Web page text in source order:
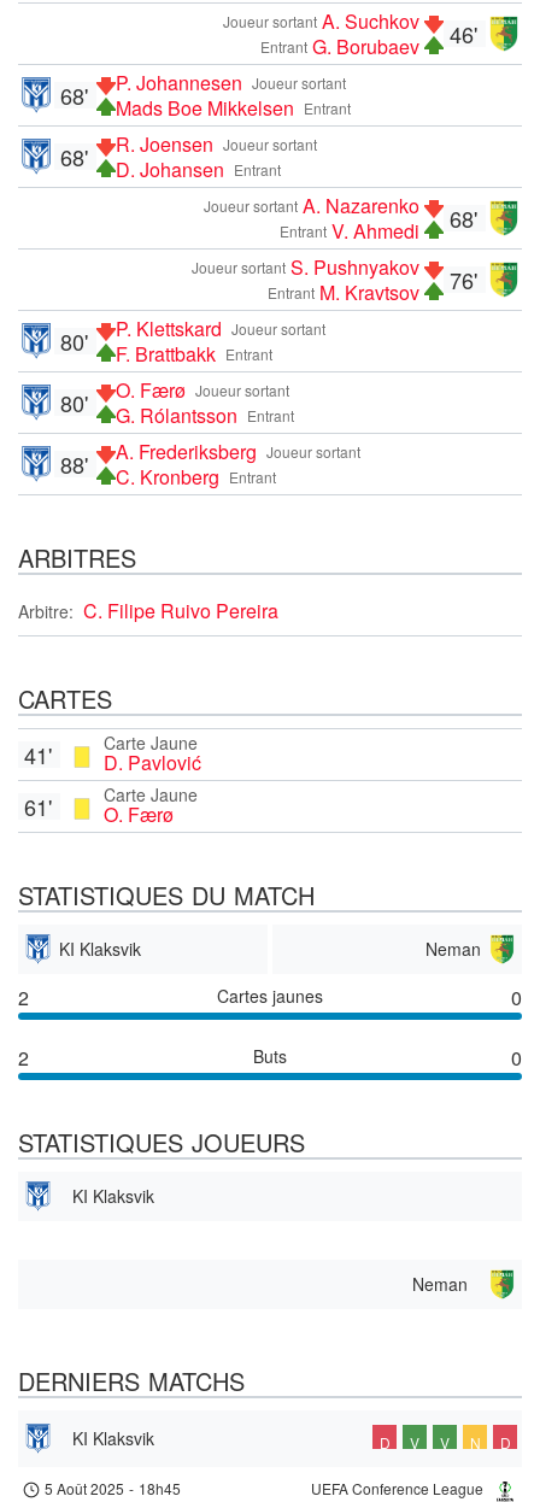
46'
Joueur sortant A. Suchkov
Entrant G. Borubaev
Joueur sortant
P. Johannesen
Entrant
Mads Boe Mikkelsen
68'
Joueur sortant
R. Joensen
Entrant
D. Johansen
68'
68'
Joueur sortant A. Nazarenko
Entrant V. Ahmedi
76'
Joueur sortant S. Pushnyakov
Entrant M. Kravtsov
Joueur sortant
P. Klettskard
Entrant
F. Brattbakk
80'
Joueur sortant
O. Færø
Entrant
G. Rólantsson
80'
Joueur sortant
A. Frederiksberg
Entrant
C. Kronberg
88'
ARBITRES
Arbitre: C. Filipe Ruivo Pereira
CARTES
Carte Jaune
D. Pavlović
41'
Carte Jaune
O. Færø
61'
STATISTIQUES DU MATCH
KI Klaksvik Neman
2 Cartes jaunes 0
2 Buts 0
STATISTIQUES JOUEURS
KI Klaksvik
Neman
DERNIERS MATCHS
KI Klaksvik D V V N D
UEFA Conference League
5 Août 2025 - 18h45